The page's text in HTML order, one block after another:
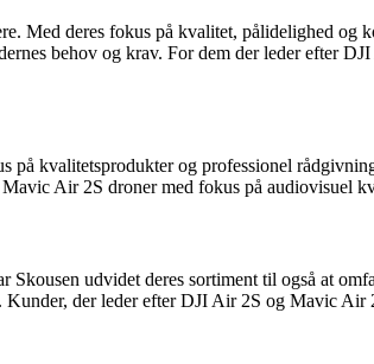
Med deres fokus på kvalitet, pålidelighed og
behov og krav. For dem der leder efter
kvalitetsprodukter og professionel
Air 2S droner med fokus på audiovisuel
udvidet deres sortiment til også at
der leder efter DJI Air 2S og Mavic Air